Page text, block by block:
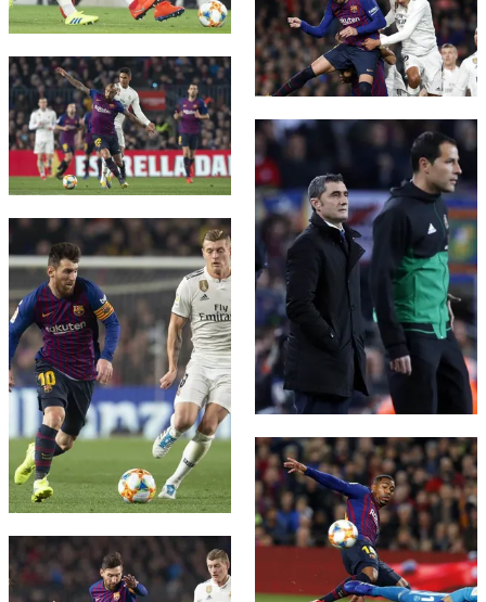
FC Barcelona club badge
FC Barcelona club badge
FC Barcelona club badge
FC Barcelona club badge
FC Barcelona club badge